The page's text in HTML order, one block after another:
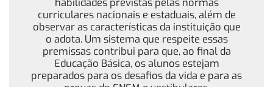
curriculares nacionais e estaduais, além de
observar as características da instituição que
o adota. Um sistema que respeite essas
premissas contribui para que, ao final da
Educação Básica, os alunos estejam
preparados para os desafios da vida e para as